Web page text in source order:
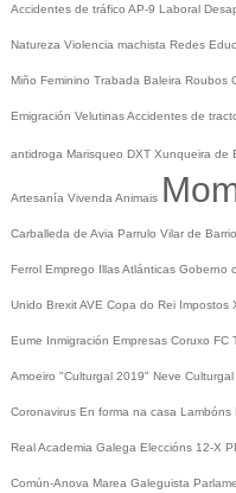
Accidentes de tráfico AP-9 Laboral
Natureza Violencia machista Redes
Miño Feminino Trabada Baleira Roubos
Emigración VelutinasAccidentes de
antidroga Marisqueo DXT Xunqueira de
Artesanía Vivenda Animais
Carballeda de Avia Parrulo Vilar de Barrio
Ferrol Emprego Illas Atlánticas Goberno
Unido BrexitAVE Copa do Rei Impostos
Eume Inmigración Empresas Coruxo FC
Amoeiro "Culturgal 2019" Neve Culturgal
Coronavirus En forma na casa Lambóns
Real Academia Galega Eleccións 12-X
Común-Anova Marea Galeguista